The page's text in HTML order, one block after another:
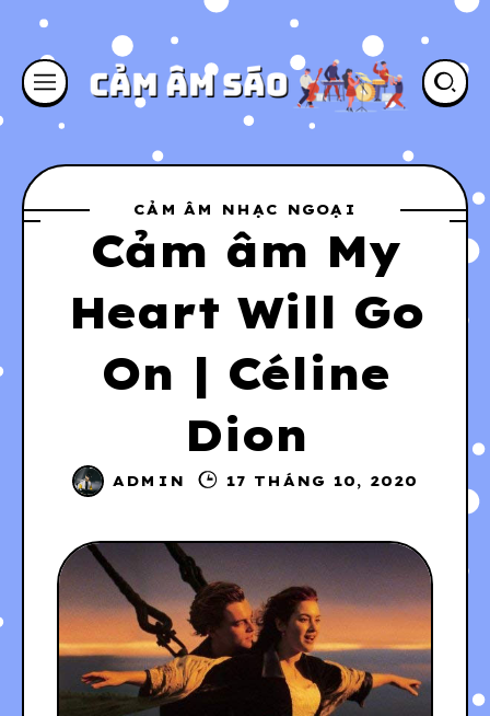
CẢM ÂM NHẠC NGOẠI
Cảm âm My
Heart Will Go
On | Céline
Dion
ADMIN 17 THÁNG 10, 2020